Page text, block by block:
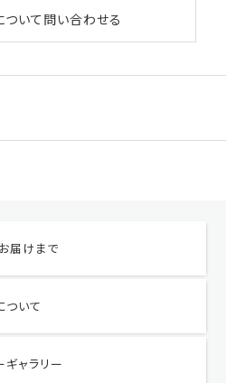
ついて問い合わせる
届けまで
ついて
ギャラリー